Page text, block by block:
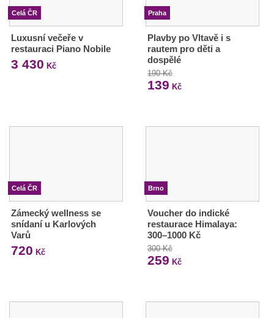
Celá ČR
Luxusní večeře v
restauraci Piano Nobile
3 430 Kč
Praha
Plavby po Vltavě i s
rautem pro děti a
dospělé
190 Kč
139 Kč
Celá ČR
Zámecký wellness se
snídaní u Karlových
Varů
720 Kč
Brno
Voucher do indické
restaurace Himalaya:
300–1000 Kč
300 Kč
259 Kč